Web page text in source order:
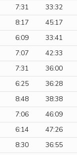
7:31 33:32
8:17 45:17
6:09 33:41
7:07 42:33
7:31 36:00
6:25 36:28
8:48 38:38
7:06 46:09
6:14 47:26
8:30 36:55